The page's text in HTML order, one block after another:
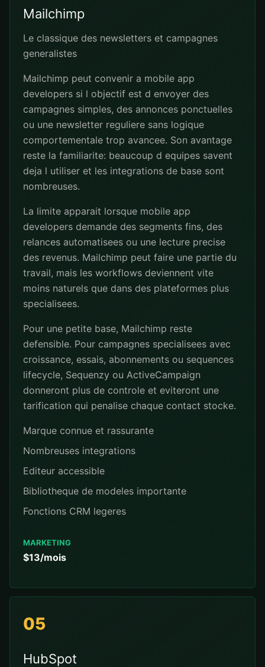
Mailchimp
Le classique des newsletters et campagnes
generalistes
Mailchimp peut convenir a mobile app
developers si l objectif est d envoyer des
campagnes simples, des annonces ponctuelles
ou une newsletter reguliere sans logique
comportementale trop avancee. Son avantage
reste la familiarite: beaucoup d equipes savent
deja l utiliser et les integrations de base sont
nombreuses.
La limite apparait lorsque mobile app
developers demande des segments fins, des
relances automatisees ou une lecture precise
des revenus. Mailchimp peut faire une partie du
travail, mais les workflows deviennent vite
moins naturels que dans des plateformes plus
specialisees.
Pour une petite base, Mailchimp reste
defensible. Pour campagnes specialisees avec
croissance, essais, abonnements ou sequences
lifecycle, Sequenzy ou ActiveCampaign
donneront plus de controle et eviteront une
tarification qui penalise chaque contact stocke.
Marque connue et rassurante
Nombreuses integrations
Editeur accessible
Bibliotheque de modeles importante
Fonctions CRM legeres
MARKETING
$13/mois
05
HubSpot